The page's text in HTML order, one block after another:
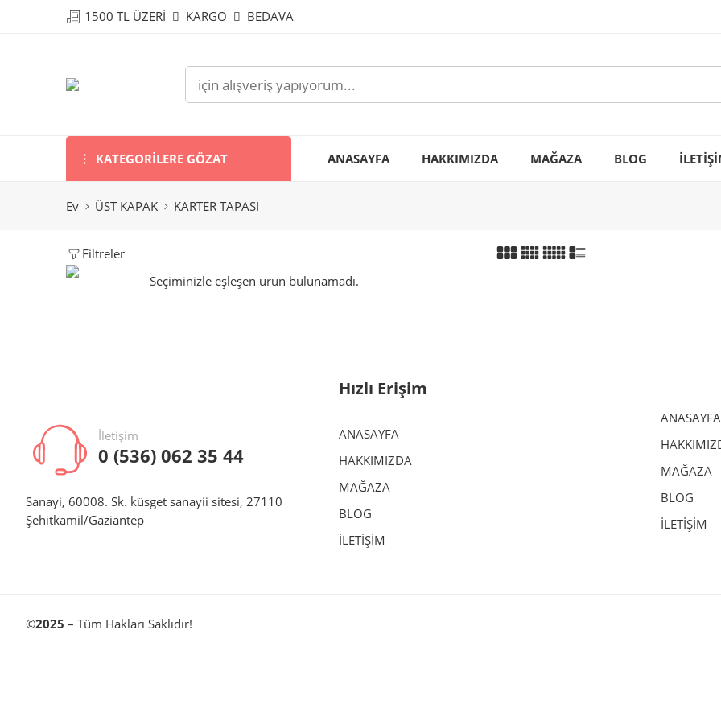
1500 TL ÜZERİ KARGO BEDAVA
KATEGORILERE GÖZAT ANASAYFA HAKKIMIZDA MAĞAZA BLOG
Ev ÜST KAPAK KARTER TAPASI
Filtreler
Seçiminizle eşleşen ürün bulunamadı.
İletişim
0 (536) 062 35 44
Sanayi, 60008. Sk. küsget sanayii sitesi, 27110
Şehitkamil/Gaziantep
Hızlı Erişim
ANASAYFA
HAKKIMIZDA
MAĞAZA
BLOG
İLETİŞİM
ANASAYFA
MAĞAZA
BLOG
İLETİŞİM
©2025 – Tüm Hakları Saklıdır!